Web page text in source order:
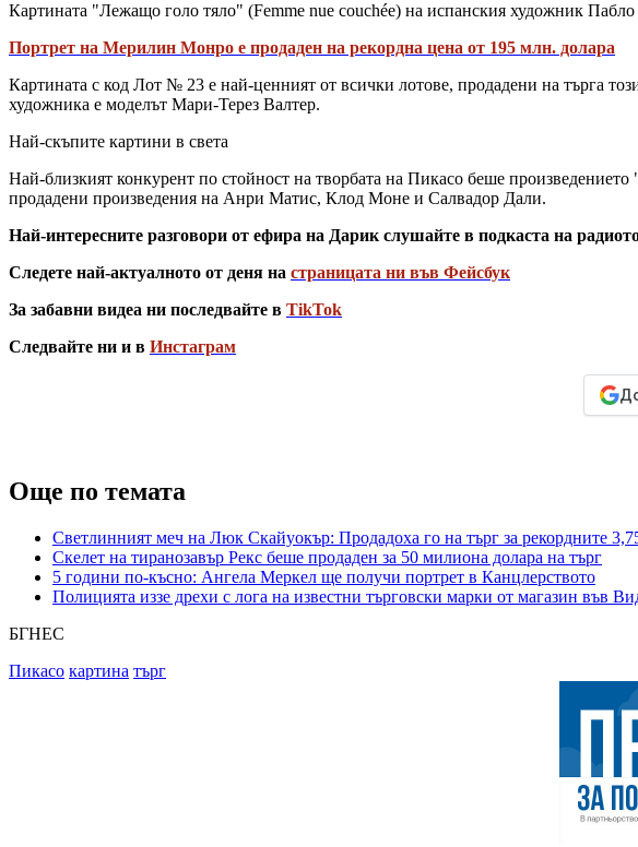
Картината "Лежащо голо тяло" (Femme nue couchée) на испанския художник
Портрет на Мерилин Монро е продаден на рекордна цена от 195 млн. долара
Картината с код Лот № 23 е най-ценният от всички лотове, продадени на търга
художника е моделът Мари-Терез Валтер.
Най-скъпите картини в света
Най-близкият конкурент по стойност на творбата на Пикасо беше
продадени произведения на Анри Матис, Клод Моне и Салвадор Дали.
Най-интересните разговори от ефира на Дарик слушайте в подкаста на
Следете най-актуалното от деня на страницата ни във Фейсбук
За забавни видеа ни последвайте в TikTok
Следвайте ни и в Инстаграм
Още по темата
Светлинният меч на Люк Скайуокър: Продадоха го на търг за рекордните
Скелет на тиранозавър Рекс беше продаден за 50 милиона долара на търг
5 години по-късно: Ангела Меркел ще получи портрет в Канцлерството
Полицията иззе дрехи с лога на известни търговски марки от магазин във
БГНЕС
Пикасо картина търг